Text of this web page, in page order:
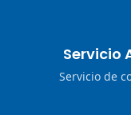
Servicio
Servicio de